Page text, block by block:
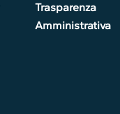
Trasparenza
Amministrativa